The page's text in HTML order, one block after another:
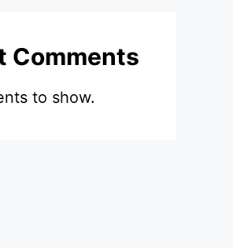
Comments
to show.